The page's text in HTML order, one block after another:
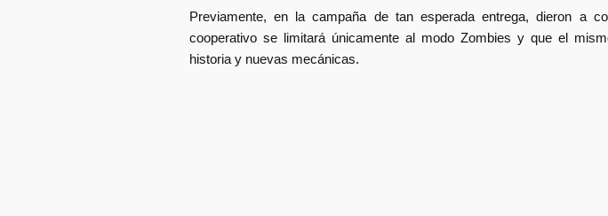
Previamente, en la campaña de tan esperada entrega, dieron a
cooperativo se limitará únicamente al modo Zombies y que el
historia y nuevas mecánicas.